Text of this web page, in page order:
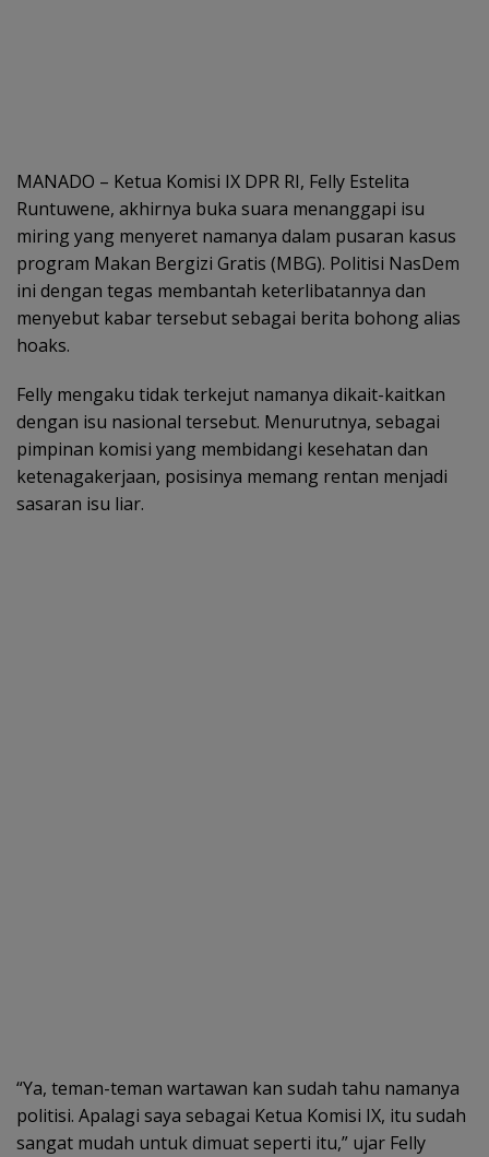
MANADO – Ketua Komisi IX DPR RI, Felly Estelita
Runtuwene, akhirnya buka suara menanggapi isu
miring yang menyeret namanya dalam pusaran kasus
program Makan Bergizi Gratis (MBG). Politisi NasDem
ini dengan tegas membantah keterlibatannya dan
menyebut kabar tersebut sebagai berita bohong alias
hoaks.
Felly mengaku tidak terkejut namanya dikait-kaitkan
dengan isu nasional tersebut. Menurutnya, sebagai
pimpinan komisi yang membidangi kesehatan dan
ketenagakerjaan, posisinya memang rentan menjadi
sasaran isu liar.
“Ya, teman-teman wartawan kan sudah tahu namanya
politisi. Apalagi saya sebagai Ketua Komisi IX, itu sudah
sangat mudah untuk dimuat seperti itu,” ujar Felly